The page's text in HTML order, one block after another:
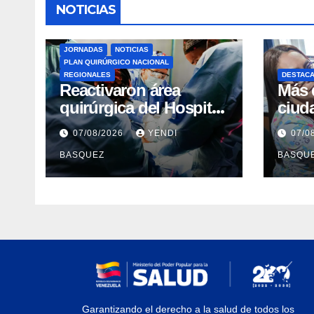
NOTICIAS
JORNADAS
NOTICIAS
PLAN QUIRÚRGICO NACIONAL
REGIONALES
Reactivaron área
quirúrgica del Hospital
Dr. Pedro Del Corral en
Guárico
07/08/2026 YENDI
BASQUEZ
Más
de
07/
Garantizando el derecho a la salud de todos los